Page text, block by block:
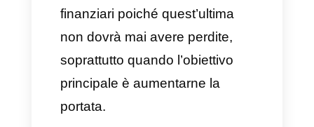
sono le tre condizioni essenziali
per arrivare a questo proposito?
Prima di tutto bisogna offrire